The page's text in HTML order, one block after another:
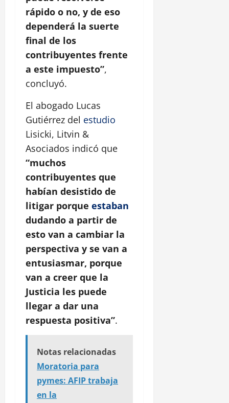
rápido o no, y de eso
dependerá la suerte
final de los
contribuyentes frente
a este impuesto”,
concluyó.
El abogado Lucas
Gutiérrez del estudio
Lisicki, Litvin &
Asociados indicó que
“muchos
contribuyentes que
habían desistido de
litigar porque estaban
dudando a partir de
esto van a cambiar la
perspectiva y se van a
entusiasmar, porque
van a creer que la
Justicia les puede
llegar a dar una
respuesta positiva”.
Notas relacionadas
Moratoria para
pymes: AFIP trabaja
en la